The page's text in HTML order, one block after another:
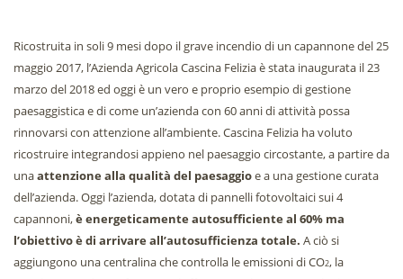
Ricostruita in soli 9 mesi dopo il grave incendio di un capannone del 25
maggio 2017, l’Azienda Agricola Cascina Felizia è stata inaugurata il 23
marzo del 2018 ed oggi è un vero e proprio esempio di gestione
paesaggistica e di come un’azienda con 60 anni di attività possa
rinnovarsi con attenzione all’ambiente. Cascina Felizia ha voluto
ricostruire integrandosi appieno nel paesaggio circostante, a partire da
unaattenzione alla qualità del paesaggioe a una gestione curata
dell’azienda. Oggi l’azienda, dotata di pannelli fotovoltaici sui 4
capannoni,è energeticamente autosufficiente al 60% ma
l’obiettivo è di arrivare all’autosufficienza totale. A ciò si
aggiungono una centralina che controlla le emissioni di CO2, la